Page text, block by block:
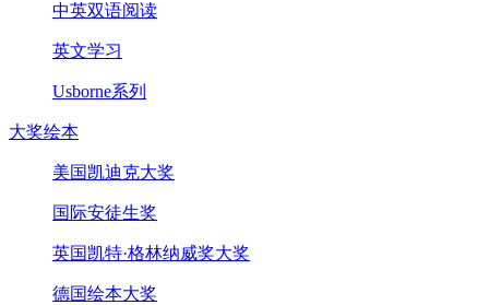
中英双语阅读
英文学习
Usborne系列
大奖绘本
美国凯迪克大奖
国际安徒生奖
英国凯特·格林纳威奖大奖
德国绘本大奖